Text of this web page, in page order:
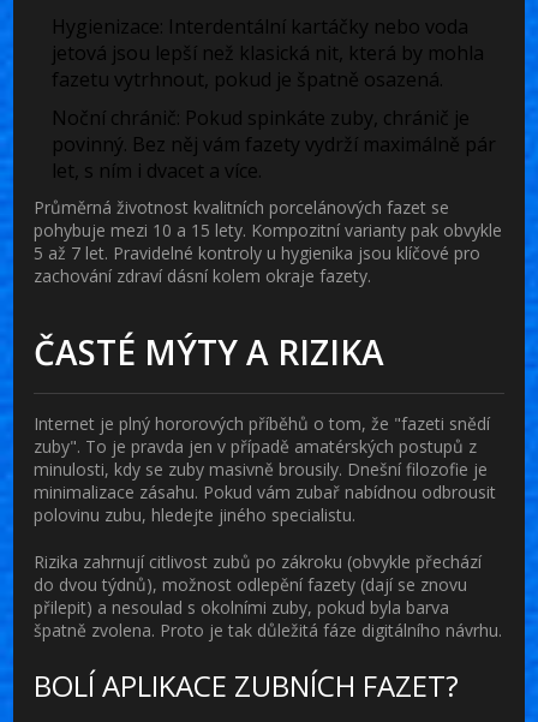
Hygienizace: Interdentální kartáčky nebo voda
jetová jsou lepší než klasická nit, která by mohla
fazetu vytrhnout, pokud je špatně osazená.
Noční chránič: Pokud spinkáte zuby, chránič je
povinný. Bez něj vám fazety vydrží maximálně pár
let, s ním i dvacet a více.
Průměrná životnost kvalitních porcelánových fazet se
pohybuje mezi 10 a 15 lety. Kompozitní varianty pak obvykle
5 až 7 let. Pravidelné kontroly u hygienika jsou klíčové pro
zachování zdraví dásní kolem okraje fazety.
ČASTÉ MÝTY A RIZIKA
Internet je plný hororových příběhů o tom, že "fazeti snědí
zuby". To je pravda jen v případě amatérských postupů z
minulosti, kdy se zuby masivně brousily. Dnešní filozofie je
minimalizace zásahu. Pokud vám zubař nabídnou odbrousit
polovinu zubu, hledejte jiného specialistu.
Rizika zahrnují citlivost zubů po zákroku (obvykle přechází
do dvou týdnů), možnost odlepění fazety (dají se znovu
přilepit) a nesoulad s okolními zuby, pokud byla barva
špatně zvolena. Proto je tak důležitá fáze digitálního návrhu.
BOLÍ APLIKACE ZUBNÍCH FAZET?